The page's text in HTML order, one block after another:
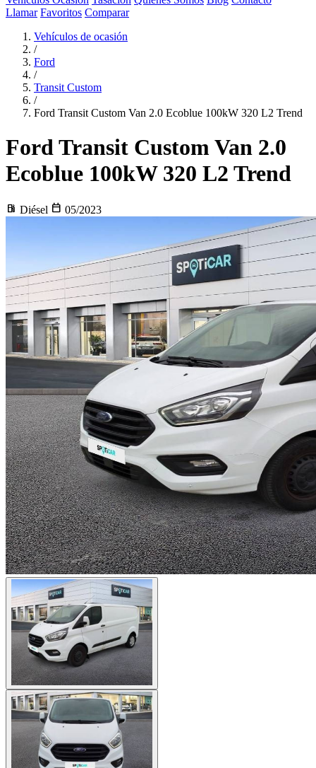
Llamar Favoritos Comparar
Vehículos de ocasión
/
Ford
/
Transit Custom
/
Ford Transit Custom Van 2.0 Ecoblue 100kW 320 L2 Trend
Ford Transit CustomVan 2.0
Ecoblue 100kW 320 L2 Trend
local_gas_station Diésel calendar_today 05/2023